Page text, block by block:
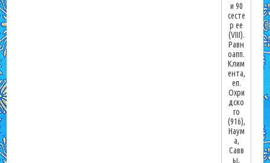
и 90
сесте
р ее
(VIII).
Равн
оапп.
Клим
ента,
еп.
Охри
дско
го
(916),
Наум
а,
Савв
ы,